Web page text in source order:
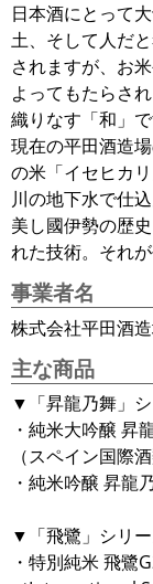
日本酒にとって
土、そして人だ
されますが、お
よってもたらさ
織りなす「和」で
現在の平田酒造
の米「イセヒカ
川の地下水で仕込
美し國伊勢の歴
れた技術。それ
事業者名
株式会社平田酒
主な商品
▼「昇龍乃舞」シ
・純米大吟醸 昇
（スペイン国際
・純米吟醸 昇龍
▼「飛鷺」シリー
・特別純米 飛鷺